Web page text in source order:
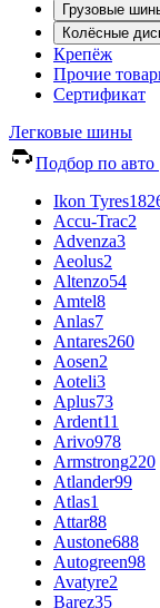
Грузовые
Колёсные
Крепёж
Прочие
Сертификат
Легковые шины
Подбор по авто
Ikon Tyres
Accu-Trac2
Advenza3
Aeolus2
Altenzo54
Amtel8
Anlas7
Antares260
Aosen2
Aoteli3
Aplus73
Ardent11
Arivo978
Armstrong220
Atlander99
Atlas1
Attar88
Austone688
Autogreen98
Avatyre2
Barez35